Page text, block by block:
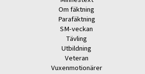
Om fäktning
Parafäktning
SM-veckan
Tävling
Utbildning
Veteran
Vuxenmotionärer